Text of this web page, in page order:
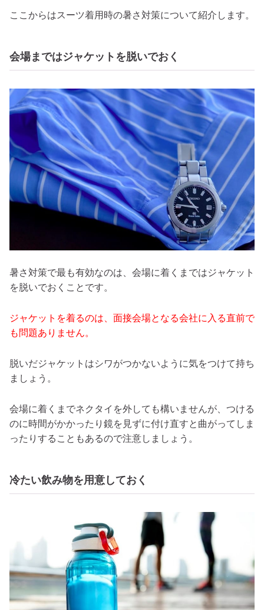
ここからはスーツ着用時の暑さ対策について紹介します。
会場まではジャケットを脱いでおく
暑さ対策で最も有効なのは、会場に着くまではジャケット
を脱いでおくことです。
ジャケットを着るのは、面接会場となる会社に入る直前で
も問題ありません。
脱いだジャケットはシワがつかないように気をつけて持ち
ましょう。
会場に着くまでネクタイを外しても構いませんが、つける
のに時間がかかったり鏡を見ずに付け直すと曲がってしま
ったりすることもあるので注意しましょう。
冷たい飲み物を用意しておく